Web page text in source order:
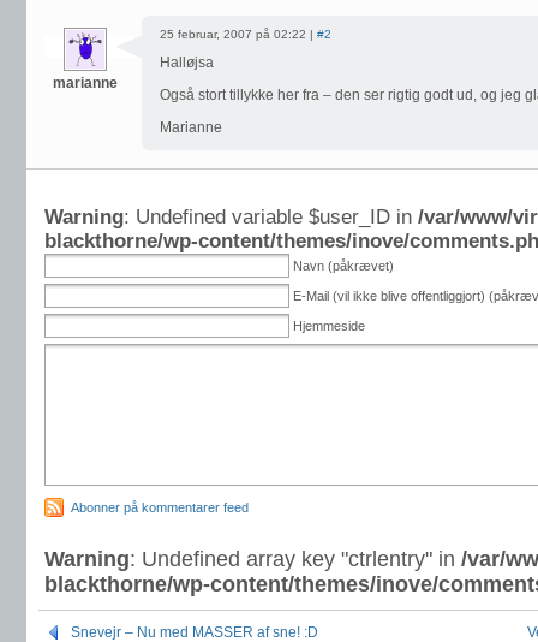
marianne
25 februar, 2007 på 02:22 | #2
Halløjsa
Også stort tillykke her fra – den ser rigtig godt ud, og jeg
Marianne
Warning: Undefined variable $user_ID in /var/www/
blackthorne/wp-content/themes/inove/
Navn (påkrævet)
E-Mail (vil ikke blive offentliggjort)
Hjemmeside
Abonner på kommentarer feed
Warning: Undefined array key "ctrlentry" in /var/
blackthorne/wp-content/themes/inove/
Snevejr – Nu med MASSER af sne! :D